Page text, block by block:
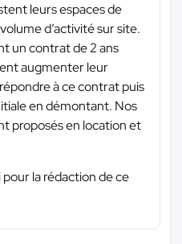
leurs espaces de
d’activité sur site.
un contrat de 2 ans
augmenter leur
à ce contrat puis
en démontant. Nos
proposés en location et
la rédaction de ce